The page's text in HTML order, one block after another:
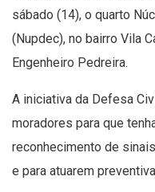
sábado (14), o quarto
(Nupdec), no bairro Vila
Engenheiro Pedreira.
A iniciativa da Defesa
moradores para que
reconhecimento de
e para atuarem